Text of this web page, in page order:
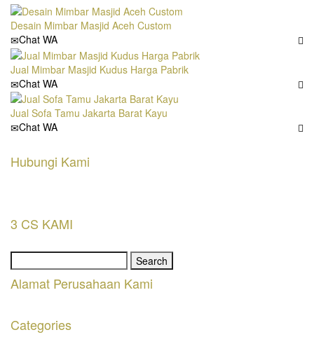
Desain Mimbar Masjid Aceh Custom
Chat WA
Jual Mimbar Masjid Kudus Harga Pabrik
Chat WA
Jual Sofa Tamu Jakarta Barat Kayu
Chat WA
Hubungi Kami
3 CS KAMI
Search
for:
Alamat Perusahaan Kami
Categories